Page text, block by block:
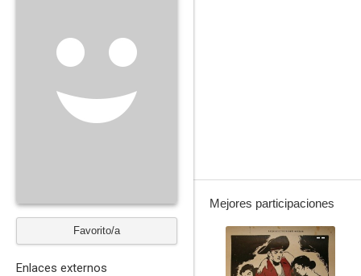
Favorito/a
Enlaces externos
Mejores participaciones
--